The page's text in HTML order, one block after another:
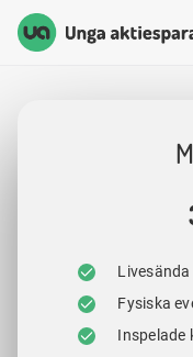
Unga Aktiesparare
Fysiska
Inspelade